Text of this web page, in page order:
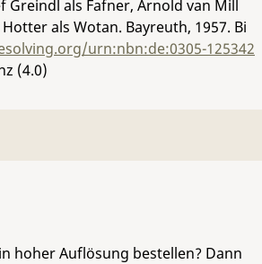
Greindl als Fafner, Arnold van Mill
als Wotan. Bayreuth, 1957. Bi
urn:nbn:de:0305-125342
(4.0)
hoher Auflösung bestellen? Dann